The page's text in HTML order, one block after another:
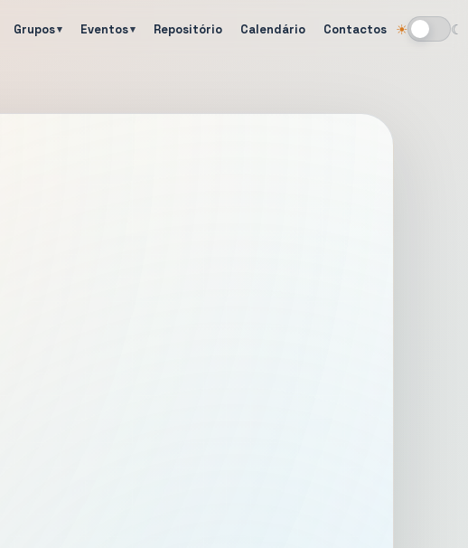
Grupos Eventos Repositório Calendário Contactos ☀ ☾
Alternar tema